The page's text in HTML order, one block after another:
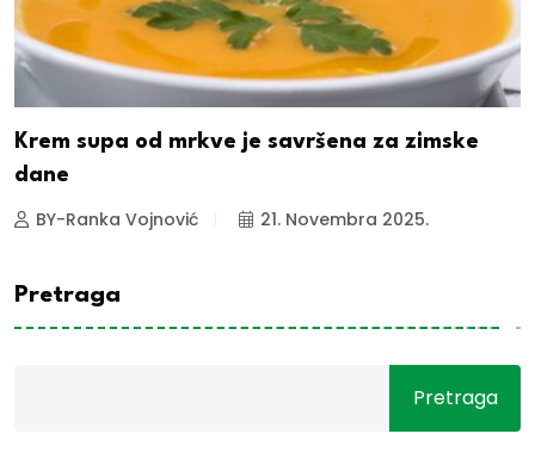
Krem supa od mrkve je savršena za zimske
dane
BY-Ranka Vojnović 21. Novembra 2025.
Pretraga
Pretraga